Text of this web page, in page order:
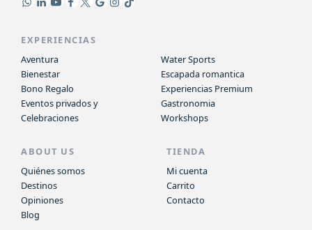
EXPERIENCIAS
Aventura
Bienestar
Bono Regalo
Eventos privados y
Celebraciones
Water Sports
Escapada romantica
Experiencias Premium
Gastronomia
Workshops
ABOUT US
Quiénes somos
Destinos
Opiniones
Blog
TIENDA
Mi cuenta
Carrito
Contacto